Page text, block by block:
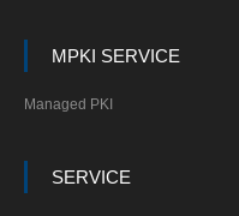
MPKI SERVICE
Managed PKI
SERVICE